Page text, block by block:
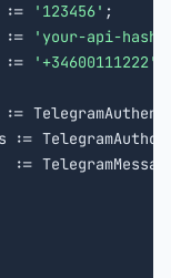
:=
'123456' ;
:=
'your-api-hash'
:=
'+34600111222'
:=
:=